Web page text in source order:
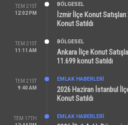
TEM 21ST
12:02 PM
BÖLGESEL
İzmir İlçe Konut
Konut Satıldı
TEM 21ST
11:11 AM
BÖLGESEL
Ankara İlçe Konut
11.699 konut Satıldı
TEM 21ST
9:40 AM
EMLAK HABERLERI
2026 Haziran İstanbul
Konut Satıldı
TEM 17TH
EMLAK HABERLERI